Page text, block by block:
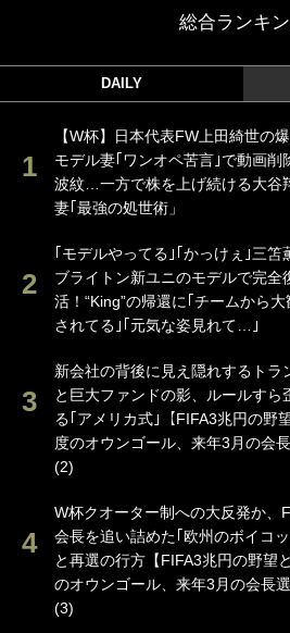
総合ランキ
DAILY
【W杯】日本代表FW上田綺世の
モデル妻｢ワンオペ苦言｣で動画削
波紋…一方で株を上げ続ける大谷
妻｢最強の処世術」
｢モデルやってる｣｢かっけぇ｣三笘
ブライトン新ユニのモデルで完全
活！“King”の帰還に｢チームから大
されてる｣｢元気な姿見れて…｣
新会社の背後に見え隠れするトラ
と巨大ファンドの影、ルールすら
る｢アメリカ式｣【FIFA3兆円の野
度のオウンゴール、来年3月の会長
(2)
W杯クオーター制への大反発か、
会長を追い詰めた｢欧州のボイコ
と再選の行方【FIFA3兆円の野望
のオウンゴール、来年3月の会長選
(3)